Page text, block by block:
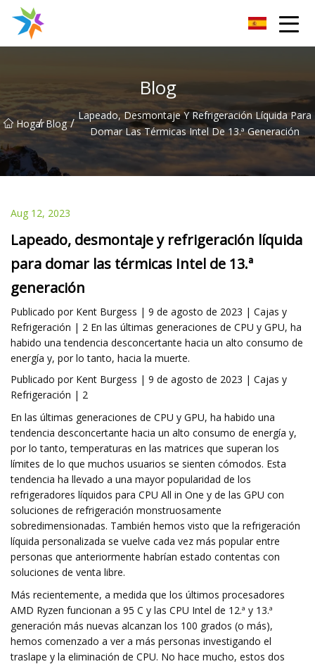
Blog
Hogar
/ Blog / Lapeado, Desmontaje Y Refrigeración Líquida Para
Domar Las Térmicas Intel De 13.ª Generación
Aug 12, 2023
Lapeado, desmontaje y refrigeración líquida
para domar las térmicas Intel de 13.ª
generación
Publicado por Kent Burgess | 9 de agosto de 2023 | Cajas y
Refrigeración | 2 En las últimas generaciones de CPU y GPU, ha
habido una tendencia desconcertante hacia un alto consumo de
energía y, por lo tanto, hacia la muerte.
Publicado por Kent Burgess | 9 de agosto de 2023 | Cajas y
Refrigeración | 2
En las últimas generaciones de CPU y GPU, ha habido una
tendencia desconcertante hacia un alto consumo de energía y,
por lo tanto, temperaturas en las matrices que superan los
límites de lo que muchos usuarios se sienten cómodos. Esta
tendencia ha llevado a una mayor popularidad de los
refrigeradores líquidos para CPU All in One y de las GPU con
soluciones de refrigeración monstruosamente
sobredimensionadas. También hemos visto que la refrigeración
líquida personalizada se vuelve cada vez más popular entre
personas que anteriormente habrían estado contentas con
soluciones de venta libre.
Más recientemente, a medida que los últimos procesadores
AMD Ryzen funcionan a 95 C y las CPU Intel de 12.ª y 13.ª
generación más nuevas alcanzan los 100 grados (o más),
hemos comenzado a ver a más personas investigando el
traslape y la eliminación de CPU. No hace mucho, estos dos